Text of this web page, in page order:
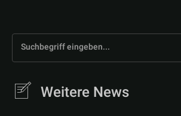
Suchbegriff eingeben...
Weitere News